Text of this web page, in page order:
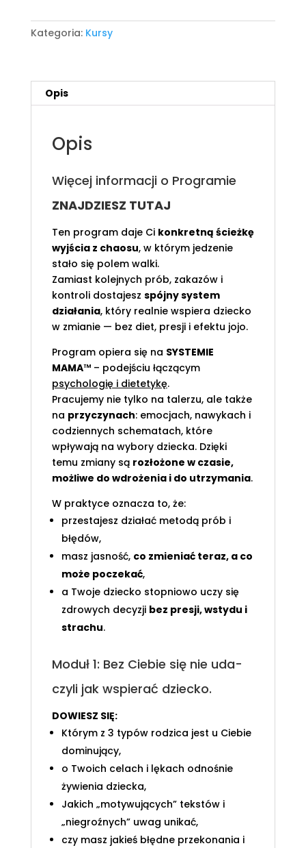
z
głową
Kategoria: Kursy
Opis
Opis
Więcej informacji o Programie
ZNAJDZIESZ TUTAJ
Ten program daje Ci konkretną ścieżkę
wyjścia z chaosu, w którym jedzenie
stało się polem walki.
Zamiast kolejnych prób, zakazów i
kontroli dostajesz spójny system
działania, który realnie wspiera dziecko
w zmianie — bez diet, presji i efektu jojo.
Program opiera się na SYSTEMIE
MAMA™ – podejściu łączącym
psychologię i dietetykę.
Pracujemy nie tylko na talerzu, ale także
na przyczynach: emocjach, nawykach i
codziennych schematach, które
wpływają na wybory dziecka. Dzięki
temu zmiany są rozłożone w czasie,
możliwe do wdrożenia i do utrzymania.
W praktyce oznacza to, że:
przestajesz działać metodą prób i
błędów,
masz jasność, co zmieniać teraz, a co
może poczekać,
a Twoje dziecko stopniowo uczy się
zdrowych decyzji bez presji, wstydu i
strachu.
Moduł 1: Bez Ciebie się nie uda-
czyli jak wspierać dziecko.
DOWIESZ SIĘ:
Którym z 3 typów rodzica jest u Ciebie
dominujący,
o Twoich celach i lękach odnośnie
żywienia dziecka,
Jakich „motywujących” tekstów i
„niegroźnych” uwag unikać,
czy masz jakieś błędne przekonania i